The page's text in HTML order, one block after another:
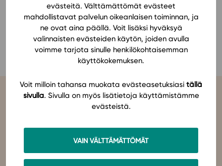
evästeitä. Välttämättömät evästeet
mahdollistavat palvelun oikeanlaisen toiminnan, ja
ne ovat aina päällä. Voit lisäksi hyväksyä
valinnaisten evästeiden käytön, joiden avulla
voimme tarjota sinulle henkilökohtaisemman
käyttökokemuksen.
Voit milloin tahansa muokata evästeasetuksiasi tällä
sivulla. Sivulla on myös lisätietoja käyttämistämme
evästeistä.
VAIN VÄLTTÄMÄTTÖMÄT
Suosittelut
Ohjekeskus
Ohjevideot
Oppikirjailijat
Tietoa meistä
Eettiset periaatteet tekoälyn käyttöön
KATSO KAIKKI SUOSITUKSET
on latinan kielen verbi, joka kuvailee olemisen
tarkoitustamme osuvasti:tahdon oppia,omistaudun,opiskelen.
Olemme sähköisten oppimateriaalien kustantaja. Suunnittelemme